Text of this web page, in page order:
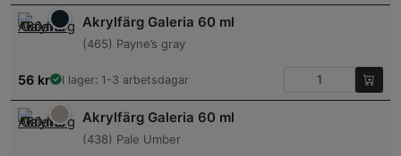
Akrylfärg Galeria 60 ml
(465) Payne’s gray
56 kr I lager: 1-3 arbetsdagar
Akrylfärg Galeria 60 ml
(438) Pale Umber